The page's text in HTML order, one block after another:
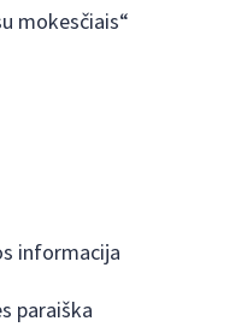
mokesčiais“
informacija
paraiška